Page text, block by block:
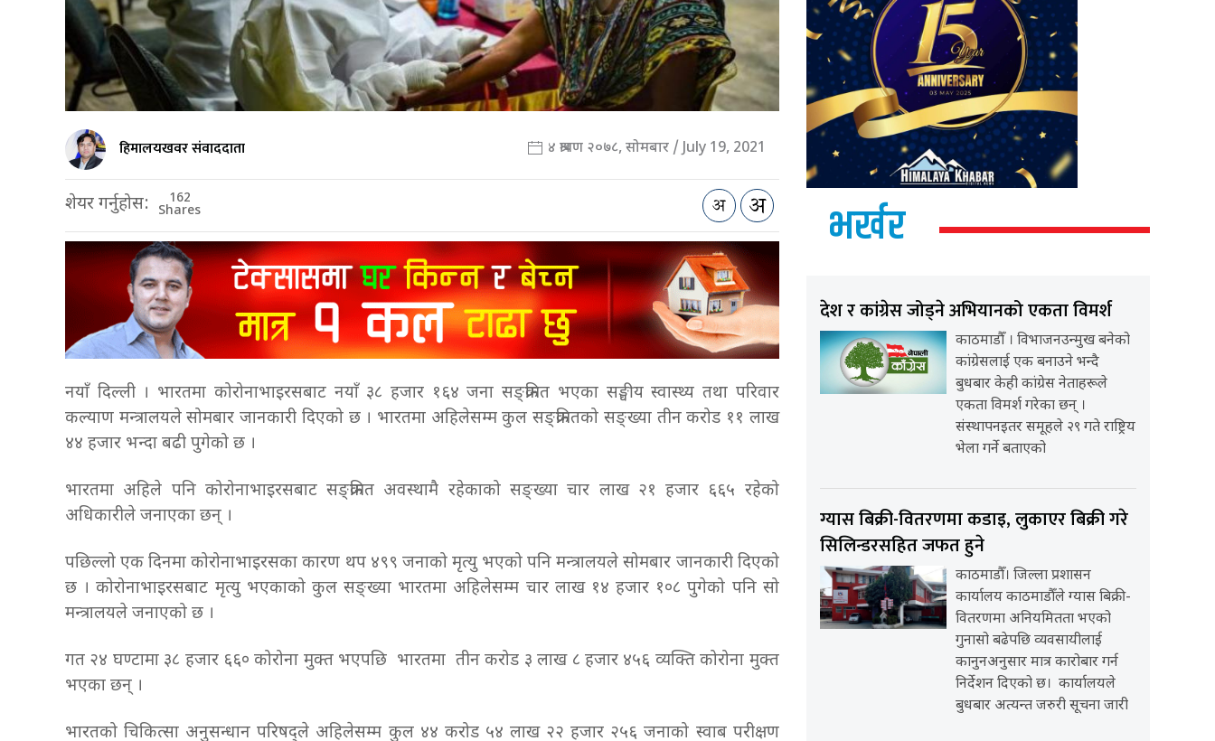
हिमालयखवर संवाददाता ४ श्रावण २०७८, सोमबार / July 19, 2021
शेयर गर्नुहोस: 162
Shares
नयाँ दिल्ली । भारतमा कोरोनाभाइरसबाट नयाँ ३८ हजार १६४ जना सङ्क्रमित भएका सङ्घीय स्वास्थ्य तथा परिवार
कल्याण मन्त्रालयले सोमबार जानकारी दिएको छ । भारतमा अहिलेसम्म कुल सङ्क्रमितको सङ्ख्या तीन करोड ११ लाख
४४ हजार भन्दा बढी पुगेको छ ।
भारतमा अहिले पनि कोरोनाभाइरसबाट सङ्क्रमित अवस्थामै रहेकाको सङ्ख्या चार लाख २१ हजार ६६५ रहेको
अधिकारीले जनाएका छन् ।
पछिल्लो एक दिनमा कोरोनाभाइरसका कारण थप ४९९ जनाको मृत्यु भएको पनि मन्त्रालयले सोमबार जानकारी दिएको
छ । कोरोनाभाइरसबाट मृत्यु भएकाको कुल सङ्ख्या भारतमा अहिलेसम्म चार लाख १४ हजार १०८ पुगेको पनि सो
मन्त्रालयले जनाएको छ ।
गत २४ घण्टामा ३८ हजार ६६० कोरोना मुक्त भएपछि भारतमा तीन करोड ३ लाख ८ हजार ४५६ व्यक्ति कोरोना मुक्त
भएका छन् ।
भारतको चिकित्सा अनुसन्धान परिषद्ले अहिलेसम्म कुल ४४ करोड ५४ लाख २२ हजार २५६ जनाको स्वाब परीक्षण
भर्खर
देश र कांग्रेस जोड्ने अभियानको एकता विमर्श
काठमाडौँ । विभाजनउन्मुख बनेको
कांग्रेसलाई एक बनाउने भन्दै
बुधबार केही कांग्रेस नेताहरूले
एकता विमर्श गरेका छन् ।
संस्थापनइतर समूहले २९ गते राष्ट्रिय
भेला गर्ने बताएको
ग्यास बिक्री-वितरणमा कडाइ, लुकाएर बिक्री गरे
सिलिन्डरसहित जफत हुने
काठमाडौँ। जिल्ला प्रशासन
कार्यालय काठमाडौँले ग्यास बिक्री-
वितरणमा अनियमितता भएको
गुनासो बढेपछि व्यवसायीलाई
कानुनअनुसार मात्र कारोबार गर्न
निर्देशन दिएको छ। कार्यालयले
बुधबार अत्यन्त जरुरी सूचना जारी